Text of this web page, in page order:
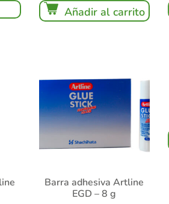
Añadir al carrito
Barra adhesiva Artline
EGD – 8 g